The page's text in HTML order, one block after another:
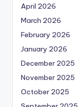
April 2026
March 2026
February 2026
January 2026
December 2025
November 2025
October 2025